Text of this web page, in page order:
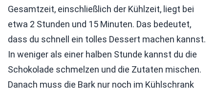
Gesamtzeit, einschließlich der Kühlzeit, liegt bei
etwa 2 Stunden und 15 Minuten. Das bedeutet,
dass du schnell ein tolles Dessert machen kannst.
In weniger als einer halben Stunde kannst du die
Schokolade schmelzen und die Zutaten mischen.
Danach muss die Bark nur noch im Kühlschrank